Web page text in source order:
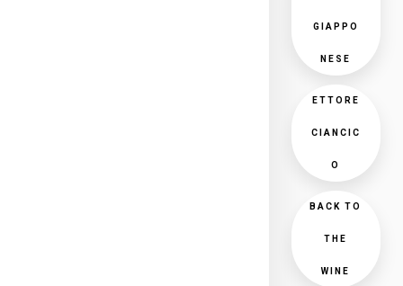
GIAPPO
NESE
ETTORE
CIANCIC
O
BACK TO
THE
WINE